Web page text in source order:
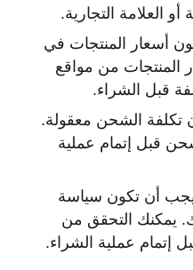
العلامة التجارية.
أسعار المنتجات في
المنتجات من مواقع
قبل الشراء.
تكلفة الشحن معقولة.
قبل إتمام عملية
أن تكون سياسة
يمكنك التحقق من
إتمام عملية الشراء.